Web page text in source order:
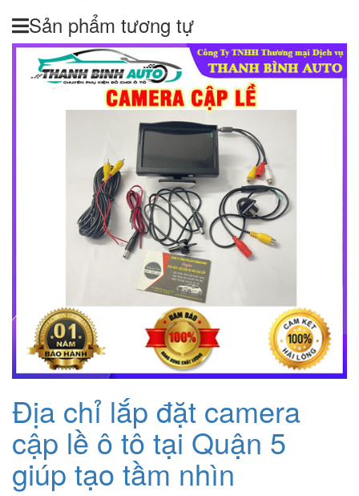
Sản phẩm tương tự
Địa chỉ lắp đặt camera
cập lề ô tô tại Quận 5
giúp tạo tầm nhìn